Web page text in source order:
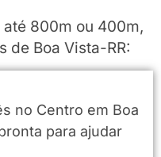
800m ou 400m,
de Boa Vista-RR:
no Centro em Boa
para ajudar